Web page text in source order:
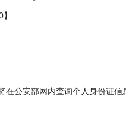
公安部网内查询个人身份证